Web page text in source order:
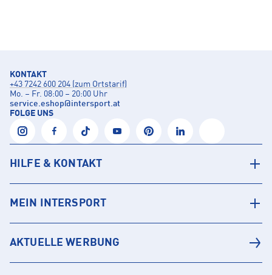
KONTAKT
+43 7242 600 204 (zum Ortstarif)
Mo. – Fr. 08:00 – 20:00 Uhr
service.eshop@intersport.at
FOLGE UNS
HILFE & KONTAKT
MEIN INTERSPORT
AKTUELLE WERBUNG